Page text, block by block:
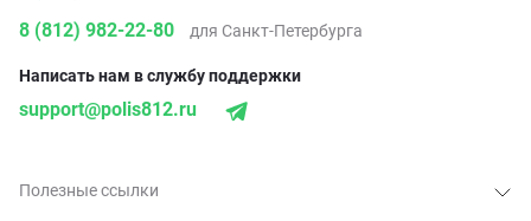
Полезные ссылки
8 (812) 982-22-80 для Санкт-Петербурга
Написать нам в службу поддержки
support@polis812.ru